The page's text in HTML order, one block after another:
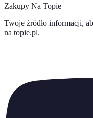
Zakupy Na Topie
Twoje źródło informacji,
na topie.pl.